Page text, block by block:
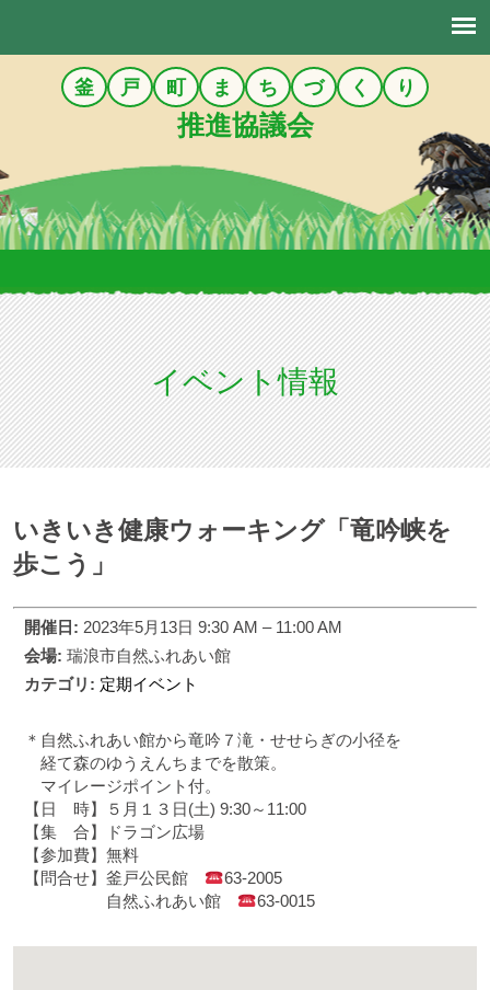
釜 戸 町 ま ち づ く り
推進協議会
イベント情報
いきいき健康ウォーキング「竜吟峡を
歩こう」
開催日: 2023年5月13日 9:30 AM – 11:00 AM
会場: 瑞浪市自然ふれあい館
カテゴリ: 定期イベント
＊自然ふれあい館から竜吟７滝・せせらぎの小径を
経て森のゆうえんちまでを散策。
マイレージポイント付。
【日 時】５月１３日(土) 9:30～11:00
【集 合】ドラゴン広場
【参加費】無料
【問合せ】釜戸公民館
63-2005
自然ふれあい館
63-0015